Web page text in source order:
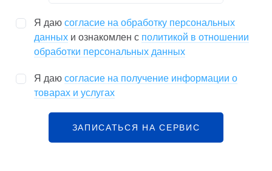
Я даю согласие на обработку персональных
данных и ознакомлен с политикой в отношении
обработки персональных данных
Я даю согласие на получение информации о
товарах и услугах
ЗАПИСАТЬСЯ НА СЕРВИС